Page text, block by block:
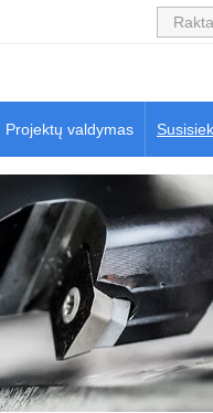
Projektų valdymas